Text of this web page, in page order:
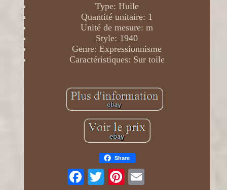
Type: Huile
Quantité unitaire: 1
Unité de mesure: m
Style: 1940
Genre: Expressionnisme
Caractéristiques: Sur toile
Share